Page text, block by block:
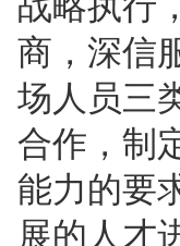
商，深信
场人员三
合作，制
能力的要
展的人才